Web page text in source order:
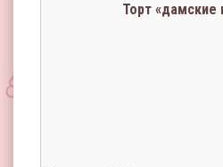
Торт «дамские